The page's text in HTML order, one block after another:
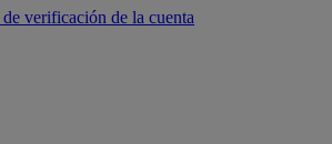
verificación de la cuenta